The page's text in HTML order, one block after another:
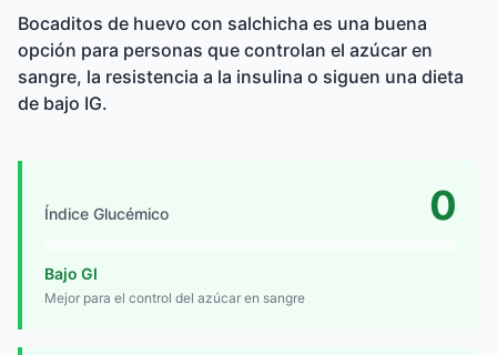
Bocaditos de huevo con salchicha es una buena
opción para personas que controlan el azúcar en
sangre, la resistencia a la insulina o siguen una dieta
de bajo IG.
Índice Glucémico 0
Bajo GI
Mejor para el control del azúcar en sangre